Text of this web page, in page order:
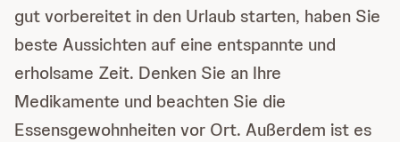
gut vorbereitet in den Urlaub starten, haben Sie
beste Aussichten auf eine entspannte und
erholsame Zeit. Denken Sie an Ihre
Medikamente und beachten Sie die
Essensgewohnheiten vor Ort. Außerdem ist es